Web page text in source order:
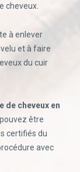
cheveux.
à enlever
et à faire
du cuir
de cheveux en
être
certifiés du
avec